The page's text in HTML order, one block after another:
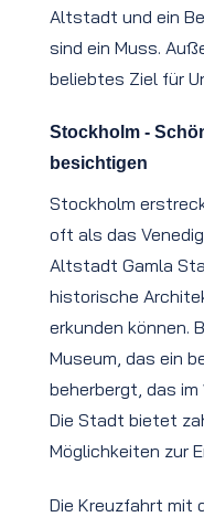
Altstadt und ein
sind ein Muss.
beliebtes Ziel für
Stockholm -
besichtigen
Stockholm
oft als das
Altstadt Gamla
historische
erkunden können.
Museum, das ein
beherbergt, das im
Die Stadt bietet
Möglichkeiten zur
Die Kreuzfahrt mit